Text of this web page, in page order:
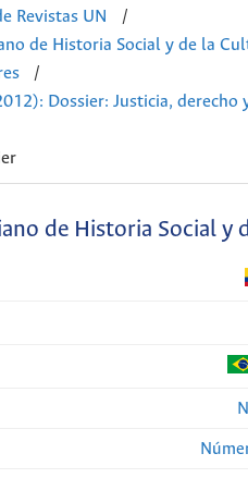
Revistas UN
/
de Historia Social y de la
/
Dossier: Justicia, derecho
de Historia Social y